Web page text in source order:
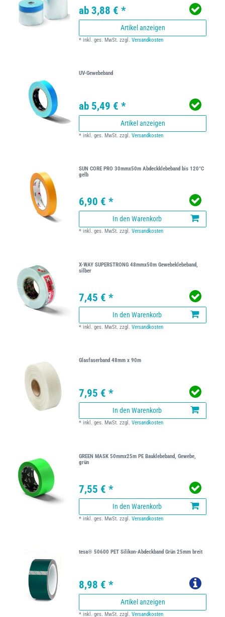
ab 3,88 € *
Artikel anzeigen
*inkl. ges. MwSt. zzgl.Versandkosten
UV-Gewebeband
ab 5,49 € *
Artikel anzeigen
*inkl. ges. MwSt. zzgl.Versandkosten
SUN CORE PRO 30mmx50m Abdeckklebeband bis 120°C
gelb
6,90 € *
In den Warenkorb
*inkl. ges. MwSt. zzgl.Versandkosten
X-WAY SUPERSTRONG 48mmx50m Gewebeklebeband,
silber
7,45 € *
In den Warenkorb
*inkl. ges. MwSt. zzgl.Versandkosten
Glasfaserband 48mm x 90m
7,95 € *
In den Warenkorb
*inkl. ges. MwSt. zzgl.Versandkosten
GREEN MASK 50mmx25m PE Bauklebeband, Gewebe,
grün
7,55 € *
In den Warenkorb
*inkl. ges. MwSt. zzgl.Versandkosten
tesa® 50600 PET Silikon-Abdeckband Grün 25mm breit
8,98 € *
Artikel anzeigen
*inkl. ges. MwSt. zzgl.Versandkosten